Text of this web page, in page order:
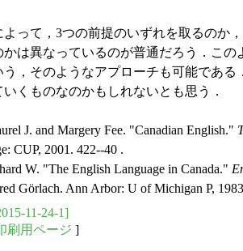
って，3つの前提のいずれを取るのか
は異なっているのが普通だろう．こ
，そのようなアプローチも可能であ
くものなのかもしれないとも思う．
J. and Margery Fee. "Canadian English."
CUP, 2001. 422--40 .
W. "The English Language in Canada."
Görlach. Ann Arbor: U of Michigan P,
11-24-1]
刷用ページ ]